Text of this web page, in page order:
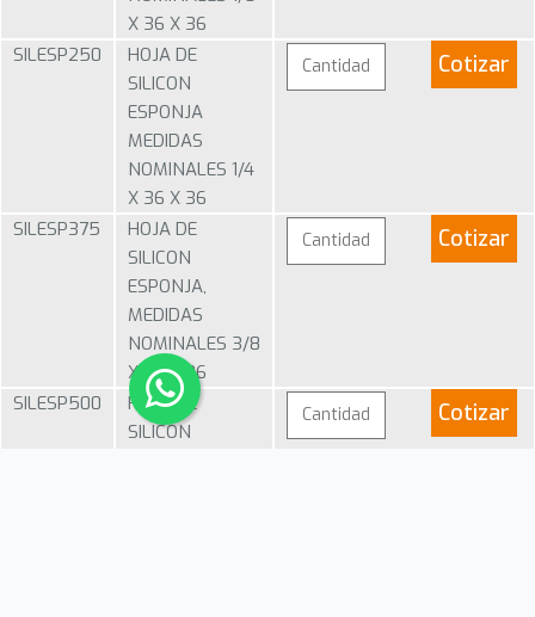
X 36 X 36
SILESP250
HOJA DE
SILICON
ESPONJA
MEDIDAS
NOMINALES 1/4
X 36 X 36
Cotizar
SILESP375
HOJA DE
SILICON
ESPONJA,
MEDIDAS
NOMINALES 3/8
X 36 X 36
Cotizar
SILESP500
HOJA DE
SILICON
Cotizar